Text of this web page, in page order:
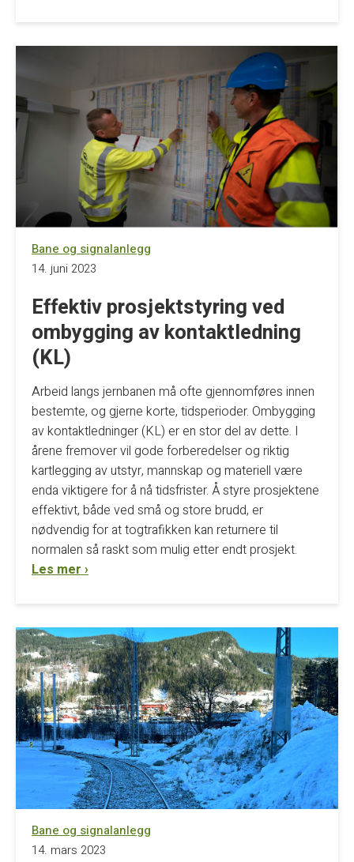
Bane og signalanlegg
14. juni 2023
Effektiv prosjektstyring ved
ombygging av kontaktledning
(KL)
Arbeid langs jernbanen må ofte gjennomføres innen
bestemte, og gjerne korte, tidsperioder. Ombygging
av kontaktledninger (KL) er en stor del av dette. I
årene fremover vil gode forberedelser og riktig
kartlegging av utstyr, mannskap og materiell være
enda viktigere for å nå tidsfrister. Å styre prosjektene
effektivt, både ved små og store brudd, er
nødvendig for at togtrafikken kan returnere til
normalen så raskt som mulig etter endt prosjekt.
Les mer ›
Bane og signalanlegg
14. mars 2023